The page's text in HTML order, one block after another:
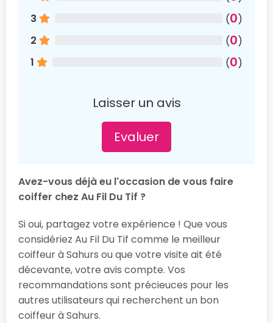
3
(0)
2
(0)
1
(0)
Laisser un avis
Evaluer
Avez-vous déjà eu l'occasion de vous faire
coiffer chez Au Fil Du Tif ?
Si oui, partagez votre expérience ! Que vous
considériez Au Fil Du Tif comme le meilleur
coiffeur à Sahurs ou que votre visite ait été
décevante, votre avis compte. Vos
recommandations sont précieuces pour les
autres utilisateurs qui recherchent un bon
coiffeur à Sahurs.